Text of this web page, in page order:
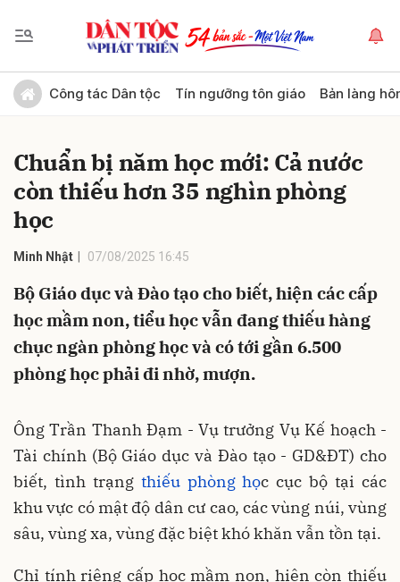
Công tác Dân tộc Tín ngưỡng tôn giáo Bản làng
Chuẩn bị năm học mới: Cả nước
còn thiếu hơn 35 nghìn phòng
học
Minh Nhật 07/08/2025 16:45
Bộ Giáo dục và Đào tạo cho biết, hiện các cấp
học mầm non, tiểu học vẫn đang thiếu hàng
chục ngàn phòng học và có tới gần 6.500
phòng học phải đi nhờ, mượn.
Ông Trần Thanh Đạm - Vụ trưởng Vụ Kế hoạch -
Tài chính (Bộ Giáo dục và Đào tạo - GD&ĐT) cho
biết, tình trạng thiếu phòng học cục bộ tại các
khu vực có mật độ dân cư cao, các vùng núi, vùng
sâu, vùng xa, vùng đặc biệt khó khăn vẫn tồn tại.
Chỉ tính riêng cấp học mầm non, hiện còn thiếu
Gửi bình luận